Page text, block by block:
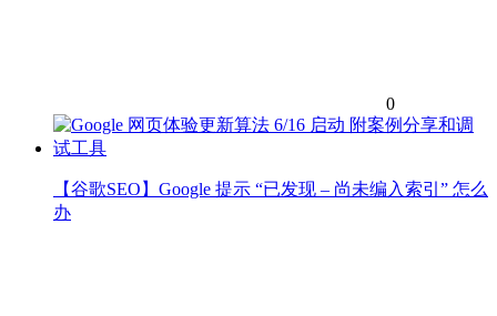
0
【谷歌SEO】Google 提示 “已发现 – 尚未编入索引” 怎么
办